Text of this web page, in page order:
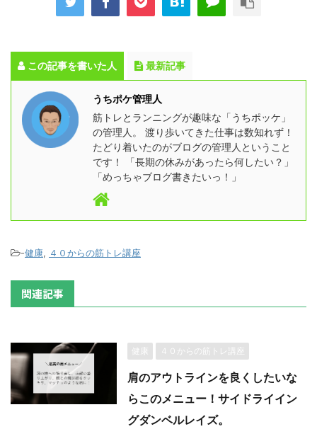
この記事を書いた人 最新記事
うちポケ管理人
筋トレとランニングが趣味な「うちポッケ」
の管理人。 渡り歩いてきた仕事は数知れず！
たどり着いたのがブログの管理人ということ
です！ 「長期の休みがあったら何したい？」
「めっちゃブログ書きたいっ！」
-健康, ４０からの筋トレ講座
関連記事
健康 ４０からの筋トレ講座
肩のアウトラインを良くしたいな
らこのメニュー！サイドライイン
グダンベルレイズ。